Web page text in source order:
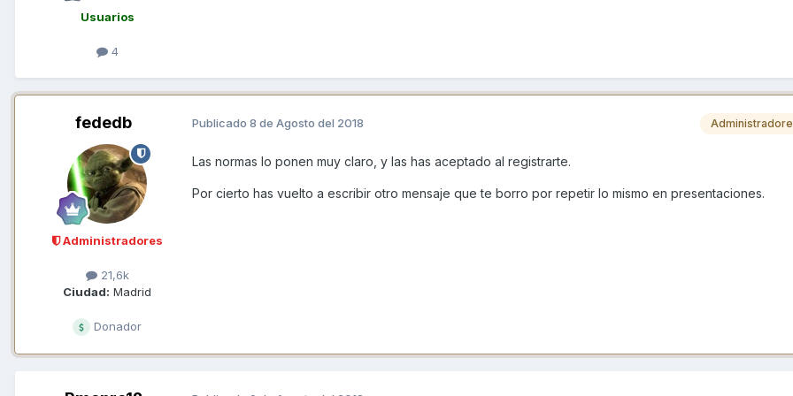
Usuarios
4
fededb
Administradores
21,6k
Ciudad: Madrid
Donador
Publicado 8 de Agosto del 2018
Las normas lo ponen muy claro, y las has aceptado al registrarte.
Por cierto has vuelto a escribir otro mensaje que te borro por repetir lo mismo en presentaciones.